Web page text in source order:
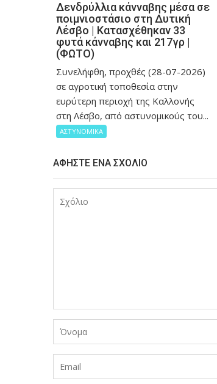
Δενδρύλλια κάνναβης μέσα σε
ποιμνιοστάσιο στη Δυτική
Λέσβο | Κατασχέθηκαν 33
φυτά κάνναβης και 217γρ |
(ΦΩΤΟ)
Συνελήφθη, προχθές (28-07-2026)
σε αγροτική τοποθεσία στην
ευρύτερη περιοχή της Καλλονής
στη Λέσβο, από αστυνομικούς του...
ΑΣΤΥΝΟΜΙΚΑ
ΑΦΉΣΤΕ ΈΝΑ ΣΧΌΛΙΟ